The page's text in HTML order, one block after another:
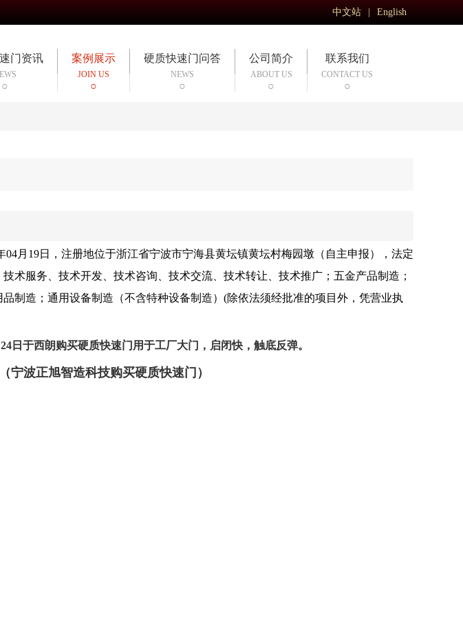
中文站 English
门资讯 案例展示
JOIN US
硬质快速门问答
NEWS
公司简介
ABOUT US
联系我们
CONTACT US
04月19日，注册地位于浙江省宁波市宁海县黄坛镇黄坛村梅园墩（自主申报），法定
术服务、技术开发、技术咨询、技术交流、技术转让、技术推广；五金产品制造；
制造；通用设备制造（不含特种设备制造）(除依法须经批准的项目外，凭营业执
日于西朗购买硬质快速门用于工厂大门，启闭快，触底反弹。
（宁波正旭智造科技购买硬质快速门）